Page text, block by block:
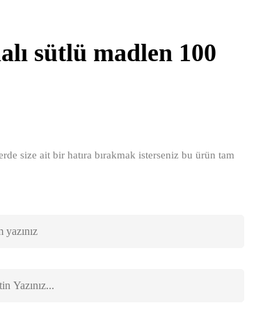
sütlü madlen 100
size ait bir hatıra bırakmak isterseniz bu ürün tam